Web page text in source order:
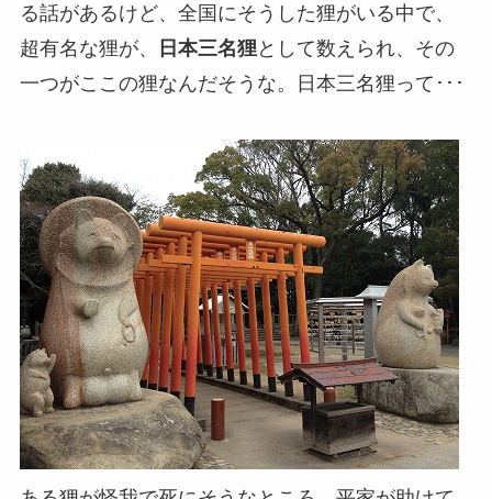
る話があるけど、全国にそうした狸がいる中で、
超有名な狸が、
日本三名狸として数えられ、その
一つがここの狸なんだそうな。日本三名狸って･･･